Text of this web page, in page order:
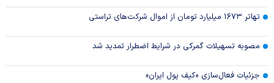
تهاتر ۱۶۷۳ میلیارد تومان از اموال شرکت‌های تراستی
مصوبه تسهیلات گمرکی در شرایط اضطرار تمدید شد
جزئیات فعال‌سازی «کیف پول ایران»